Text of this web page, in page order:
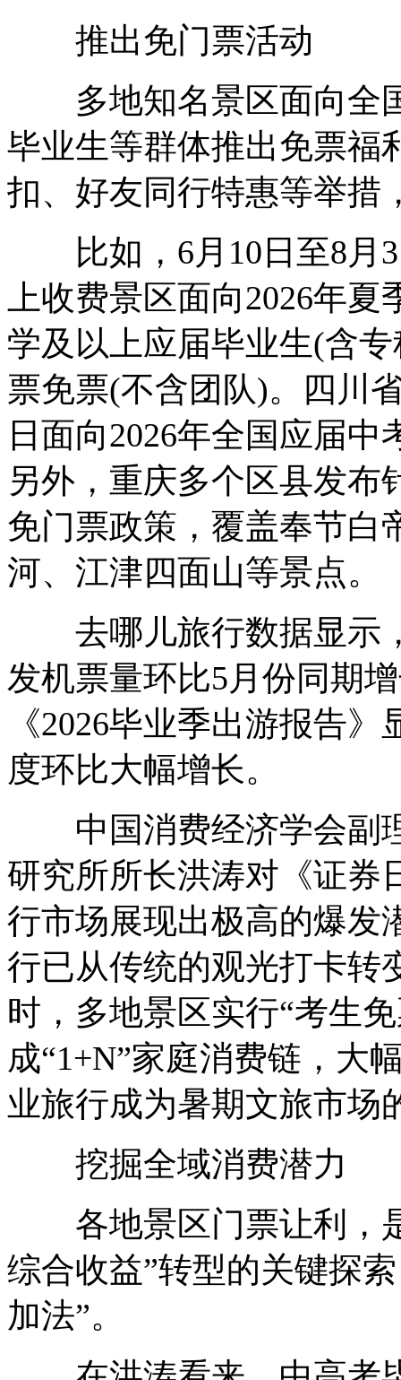
推出免门票活动
多地知名景区面向全
毕业生等群体推出免票福
扣、好友同行特惠等举措
比如，6月10日至8月
上收费景区面向2026年
学及以上应届毕业生(含
票免票(不含团队)。四川
日面向2026年全国应届
另外，重庆多个区县发布
免门票政策，覆盖奉节白
河、江津四面山等景点。
去哪儿旅行数据显示，
发机票量环比5月份同期
《2026毕业季出游报告
度环比大幅增长。
中国消费经济学会副
研究所所长洪涛对《证券
行市场展现出‌极高的爆发
行已从传统的观光打卡转
时，多地景区实行“考生
成“1+N”家庭消费链，大
业旅行成为暑期文旅市场
挖掘全域消费潜力
各地景区门票让利，是
综合收益”转型的关键探
加法”。